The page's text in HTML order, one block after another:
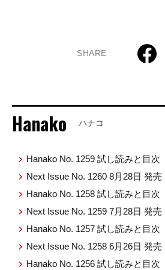
SHARE
Hanako ハナコ
Hanako No. 1259 試し読みと目次
Next Issue No. 1260 8月28日 発売
Hanako No. 1258 試し読みと目次
Next Issue No. 1259 7月28日 発売
Hanako No. 1257 試し読みと目次
Next Issue No. 1258 6月26日 発売
Hanako No. 1256 試し読みと目次